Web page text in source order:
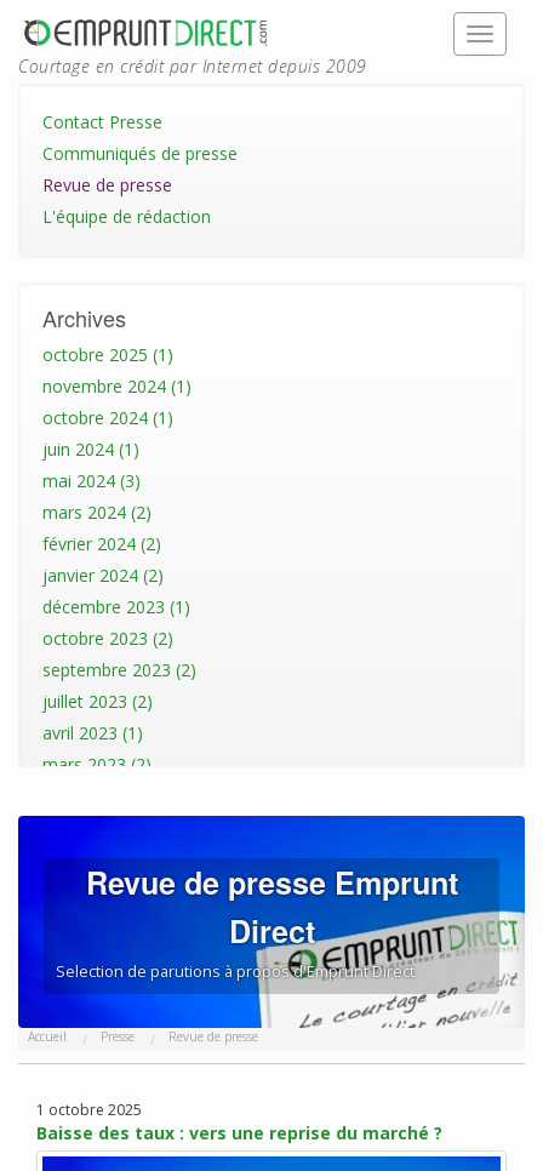
Courtage en crédit par Internet depuis 2009
Contact Presse
Communiqués de presse
Revue de presse
L'équipe de rédaction
Archives
octobre 2025 (1)
novembre 2024 (1)
octobre 2024 (1)
juin 2024 (1)
mai 2024 (3)
mars 2024 (2)
février 2024 (2)
janvier 2024 (2)
décembre 2023 (1)
octobre 2023 (2)
septembre 2023 (2)
juillet 2023 (2)
avril 2023 (1)
mars 2023 (2)
novembre 2022 (1)
octobre 2022 (3)
juillet 2022 (1)
avril 2022 (1)
janvier 2022 (3)
novembre 2021 (2)
Revue de presse Emprunt
Direct
Selection de parutions à propos d'Emprunt Direct
Accueil Presse Revue de presse
1 octobre 2025
Baisse des taux : vers une reprise du marché ?